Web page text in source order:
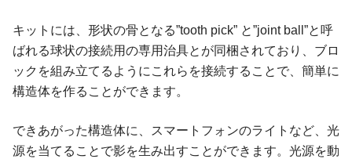
キットには、形状の骨となる”tooth pick” と”joint ball”と呼
ばれる球状の接続用の専用治具とが同梱されており、ブロ
ックを組み立てるようにこれらを接続することで、簡単に
構造体を作ることができます。
できあがった構造体に、スマートフォンのライトなど、光
源を当てることで影を生み出すことができます。光源を動